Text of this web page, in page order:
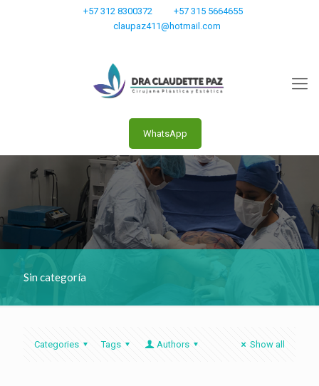
+57 312 8300372
+57 315 5664655
claupaz411@hotmail.com
WhatsApp
Sin categoría
Categories Tags Authors Show all